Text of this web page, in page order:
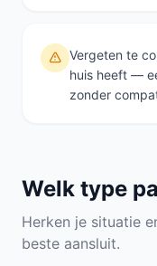
Vergeten te
huis heeft —
zonder
Welk type
Herken je situatie
beste aansluit.